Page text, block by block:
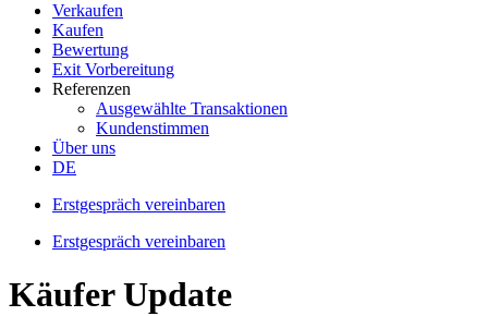
Verkaufen
Kaufen
Bewertung
Exit Vorbereitung
Referenzen
Ausgewählte Transaktionen
Kundenstimmen
Über uns
DE
Erstgespräch vereinbaren
Erstgespräch vereinbaren
Käufer Update